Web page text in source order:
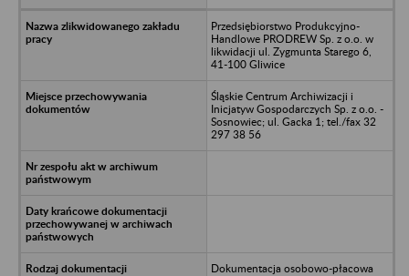
Przedsiębiorstwo Produkcyjno-
Handlowe PRODREW Sp. z o.o. w
likwidacji ul. Zygmunta Starego 6,
41-100 Gliwice
Śląskie Centrum Archiwizacji i
Inicjatyw Gospodarczych Sp. z o.o. -
Sosnowiec; ul. Gacka 1; tel./fax 32
297 38 56
Dokumentacja osobowo-płacowa